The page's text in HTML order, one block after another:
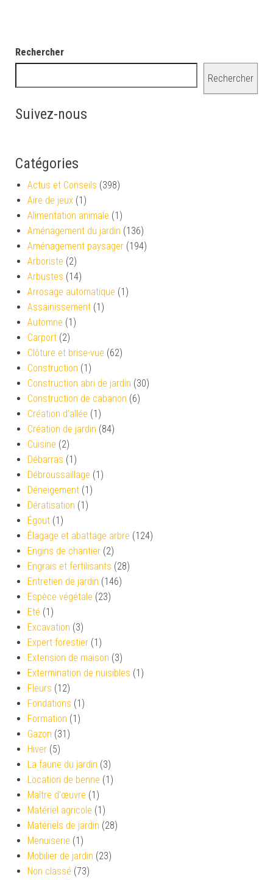
Rechercher
Rechercher
Suivez-nous
Catégories
Actus et Conseils (398)
Aire de jeux (1)
Alimentation animale (1)
Aménagement du jardin (136)
Aménagement paysager (194)
Arboriste (2)
Arbustes (14)
Arrosage automatique (1)
Assainissement (1)
Automne (1)
Carport (2)
Clôture et brise-vue (62)
Construction (1)
Construction abri de jardin (30)
Construction de cabanon (6)
Création d’allée (1)
Création de jardin (84)
Cuisine (2)
Débarras (1)
Débroussaillage (1)
Déneigement (1)
Dératisation (1)
Égout (1)
Élagage et abattage arbre (124)
Engins de chantier (2)
Engrais et fertilisants (28)
Entretien de jardin (146)
Espèce végétale (23)
Eté (1)
Excavation (3)
Expert forestier (1)
Extension de maison (3)
Extermination de nuisibles (1)
Fleurs (12)
Fondations (1)
Formation (1)
Gazon (31)
Hiver (5)
La faune du jardin (3)
Location de benne (1)
Maître d'œuvre (1)
Matériel agricole (1)
Matériels de jardin (28)
Menuiserie (1)
Mobilier de jardin (23)
Non classé (73)